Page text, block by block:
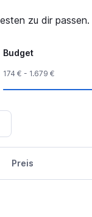
zu dir passen.
Budget
174 € - 1.679 €
Preis